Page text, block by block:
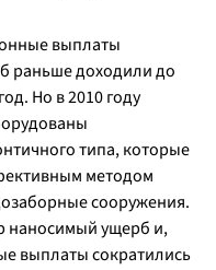
выплаты
раньше доходили до
Но в 2010 году
типа, которые
методом
сооружения.
наносимый ущерб и,
выплаты сократились